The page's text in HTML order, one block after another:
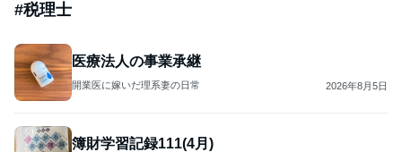
#税理士
医療法人の事業承継
開業医に嫁いだ理系妻の日常 2026年8月5日
簿財学習記録111(4月)